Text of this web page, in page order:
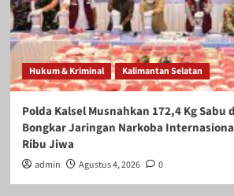
Hukum & Kriminal Kalimantan Selatan
Polda Kalsel Musnahkan 172,4 Kg Sabu
Bongkar Jaringan Narkoba
Ribu Jiwa
admin Agustus 4, 2026 0